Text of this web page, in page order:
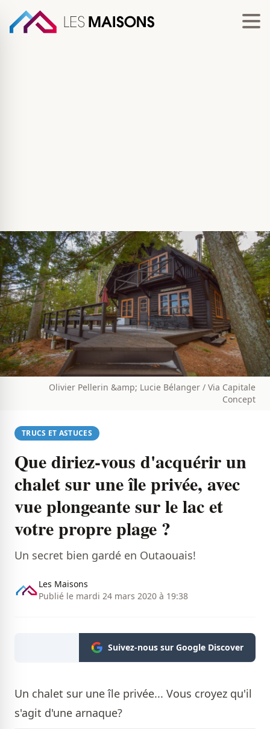
Olivier Pellerin &amp; Lucie Bélanger / Via Capitale
Concept
TRUCS ET ASTUCES
Que diriez-vous d'acquérir un
chalet sur une île privée, avec
vue plongeante sur le lac et
votre propre plage ?
Un secret bien gardé en Outaouais!
Les Maisons
Publié le mardi 24 mars 2020 à 19:38
Suivez-nous sur Google Discover
Un chalet sur une île privée... Vous croyez qu'il
s'agit d'une arnaque?